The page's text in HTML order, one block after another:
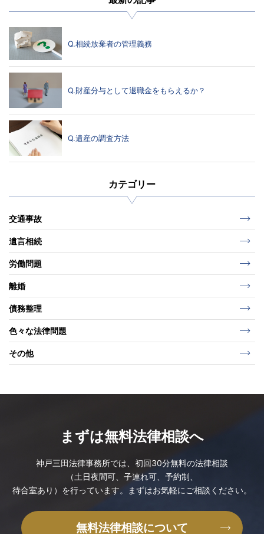
Q.相続放棄者の管理義務
Q.財産分与として退職金をもらえるか？
Q.遺産の調査方法
カテゴリー
交通事故
遺言相続
労働問題
離婚
債務整理
色々な法律問題
その他
まずは無料法律相談へ
神戸三田法律事務所では、 初回30分無料の法律相談
（土日夜間可、子連れ可、予約制、
待合室あり）を行っています。
まずはお気軽に ご相談ください。
無料法律相談について